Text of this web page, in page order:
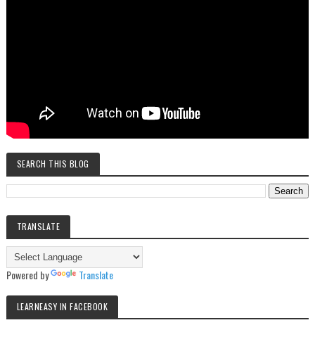
SEARCH THIS BLOG
TRANSLATE
Powered by Translate
LEARNEASY IN FACEBOOK